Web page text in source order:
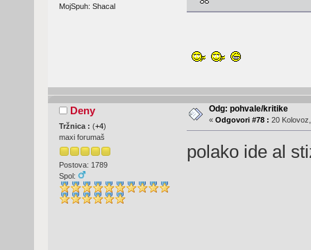
MojSpuh: Shacal
Deny
Tržnica : (+4)
maxi forumaš
Postova: 1789
Spol:
Odg: pohvale/kritike
« Odgovori #78 : 20
polako ide al